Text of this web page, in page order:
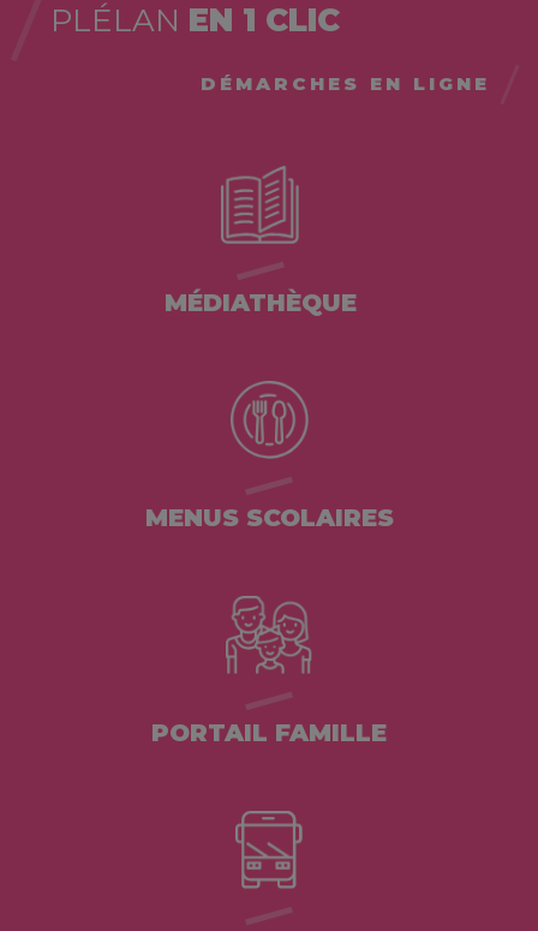
PLÉLAN EN 1 CLIC
DÉMARCHES EN LIGNE
MÉDIATHÈQUE
MENUS SCOLAIRES
PORTAIL FAMILLE